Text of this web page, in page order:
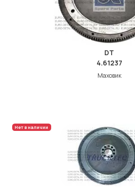
DT
4.61237
Маховик
Нет в наличии